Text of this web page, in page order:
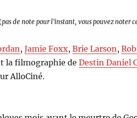
pas de note pour l'instant, vous pouvez noter
,Jamie Foxx,Brie Larson ,
la filmographie deDestin Daniel
AlloCiné.